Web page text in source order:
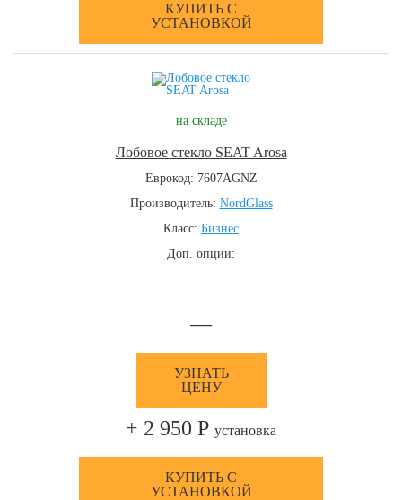
КУПИТЬ С
УСТАНОВКОЙ
на складе
Лобовое стекло SEAT Arosa
Еврокод: 7607AGNZ
Производитель: NordGlass
Класс: Бизнес
Доп. опции:
—
УЗНАТЬ
ЦЕНУ
+ 2 950 Р установка
КУПИТЬ С
УСТАНОВКОЙ